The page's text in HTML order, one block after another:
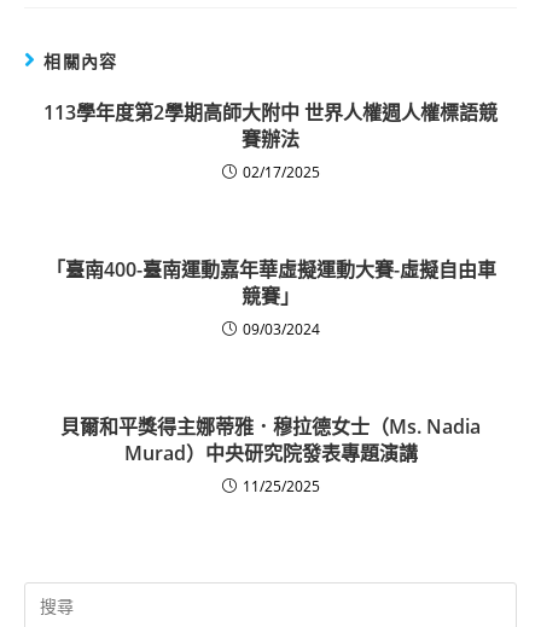
相關內容
113學年度第2學期高師大附中 世界人權週人權標語競
賽辦法
02/17/2025
「臺南400-臺南運動嘉年華虛擬運動大賽-虛擬自由車
競賽」
09/03/2024
貝爾和平獎得主娜蒂雅．穆拉德女士（Ms. Nadia
Murad）中央研究院發表專題演講
11/25/2025
Search
for: